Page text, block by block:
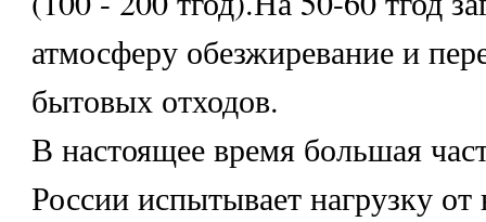
атмосферу обезжиревание и
бытовых отходов.
В настоящее время большая
России испытывает нагрузку